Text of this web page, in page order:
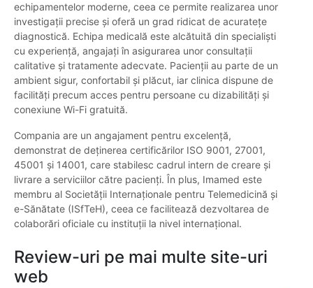
echipamentelor moderne, ceea ce permite realizarea unor
investigații precise și oferă un grad ridicat de acuratețe
diagnostică. Echipa medicală este alcătuită din specialiști
cu experiență, angajați în asigurarea unor consultații
calitative și tratamente adecvate. Pacienții au parte de un
ambient sigur, confortabil și plăcut, iar clinica dispune de
facilități precum acces pentru persoane cu dizabilități și
conexiune Wi-Fi gratuită.
Compania are un angajament pentru excelență,
demonstrat de deținerea certificărilor ISO 9001, 27001,
45001 și 14001, care stabilesc cadrul intern de creare și
livrare a serviciilor către pacienți. În plus, Imamed este
membru al Societății Internaționale pentru Telemedicină și
e-Sănătate (ISfTeH), ceea ce facilitează dezvoltarea de
colaborări oficiale cu instituții la nivel internațional.
Review-uri pe mai multe site-uri
web